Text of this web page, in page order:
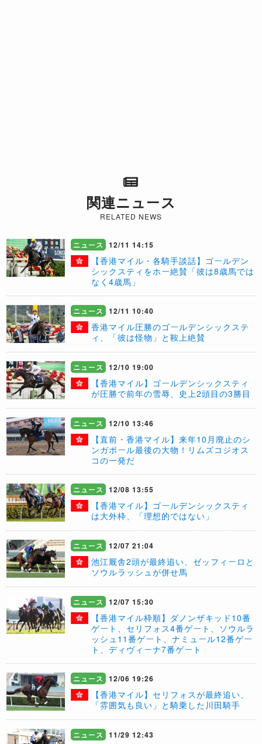
関連ニュース
RELATED NEWS
ニュース 12/11 14:15
【香港マイル・各騎手談話】ゴールデン
シックスティをホー絶賛「彼は8歳馬では
なく4歳馬」
ニュース 12/11 10:40
​香港マイル圧勝のゴールデンシックステ
ィ、「彼は怪物」と鞍上絶賛
ニュース 12/10 19:00
【香港マイル】ゴールデンシックスティ
が圧勝で前年の雪辱、史上2頭目の3勝目
ニュース 12/10 13:46
【直前・香港マイル】来年10月廃止のシ
ンガポール最後の大物！リムズコジオス
コの一発だ
ニュース 12/08 13:55
【香港マイル】ゴールデンシックスティ
は大外枠、「理想的ではない」
ニュース 12/07 21:04
池江厩舎2頭が最終追い、ゼッフィーロと
ソウルラッシュが併せ馬
ニュース 12/07 15:30
【香港マイル枠順】ダノンザキッド10番
ゲート、セリフォス4番ゲート、ソウルラ
ッシュ11番ゲート、ナミュール12番ゲー
ト、ディヴィーナ7番ゲート
ニュース 12/06 19:26
【香港マイル】セリフォスが最終追い、
「雰囲気も良い」と騎乗した川田騎手
ニュース 11/29 12:43